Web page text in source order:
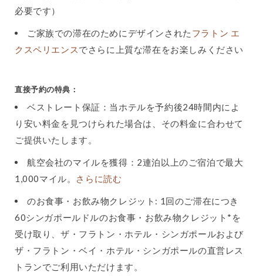
必要です）
ご家族での滞在のためにデザインされた フラトン エ
クスペリエンスでさらに上質な滞在をお楽しみください
直接予約の特典：
ベストレート保証：当ホテルを予約後24時間内によ
り安い料金を見つけられた場合は、その料金に合わせて
ご提供いたします。
航空会社のマイルを獲得：2連泊以上のご宿泊で最大
1,000マイル。 さらに読む
のお食事・お飲み物クレジット: 1回のご滞在につき
60シンガポールドルのお食事・お飲み物クレジット*を
受け取り、ザ・フラトン・ホテル・シンガポールおよび
ザ・フラトン・ベイ・ホテル・シンガポールの直営レス
トランでご利用いただけます。